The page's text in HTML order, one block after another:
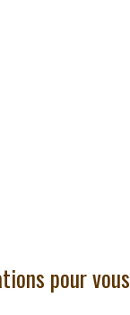
pour vous